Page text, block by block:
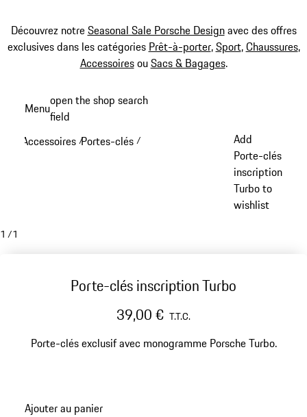
Découvrez notreSeasonal Sale Porsche Designavec des offres
exclusives dans les catégories Prêt-à-porter,Sport,Chaussures,
AccessoiresouSacs & Bagages.
principal
Menuopen the shop search
field
Accessoires /Portes-clés /
Add
Porte-clés
inscription
Turbo to
wishlist
1 /1
Porte-clés inscription Turbo
39,00 € T.T.C.
Porte-clés exclusif avec monogramme Porsche Turbo.
Ajouter au panier